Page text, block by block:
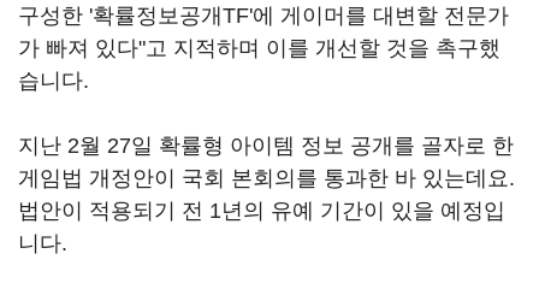
구성한 '확률정보공개TF'에 게이머를 대변할 전문가
가 빠져 있다"고 지적하며 이를 개선할 것을 촉구했
습니다.
지난 2월 27일 확률형 아이템 정보 공개를 골자로 한
게임법 개정안이 국회 본회의를 통과한 바 있는데요.
법안이 적용되기 전 1년의 유예 기간이 있을 예정입
니다.